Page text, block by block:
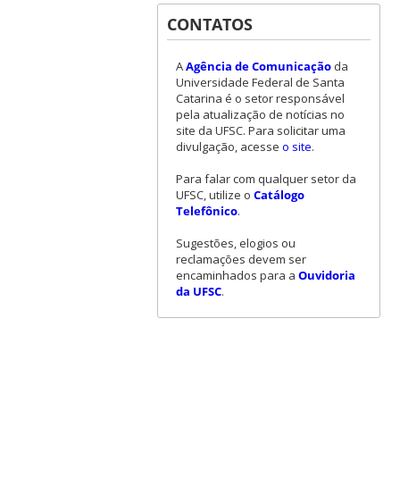
CONTATOS
AAgência de Comunicaçãoda
Universidade Federal de Santa
Catarina é o setor responsável
pela atualização de notícias no
site da UFSC. Para solicitar uma
divulgação, acesse o site.
Para falar com qualquer setor da
UFSC, utilize o Catálogo
Telefônico.
Sugestões, elogios ou
reclamações devem ser
encaminhados para a Ouvidoria
da UFSC.